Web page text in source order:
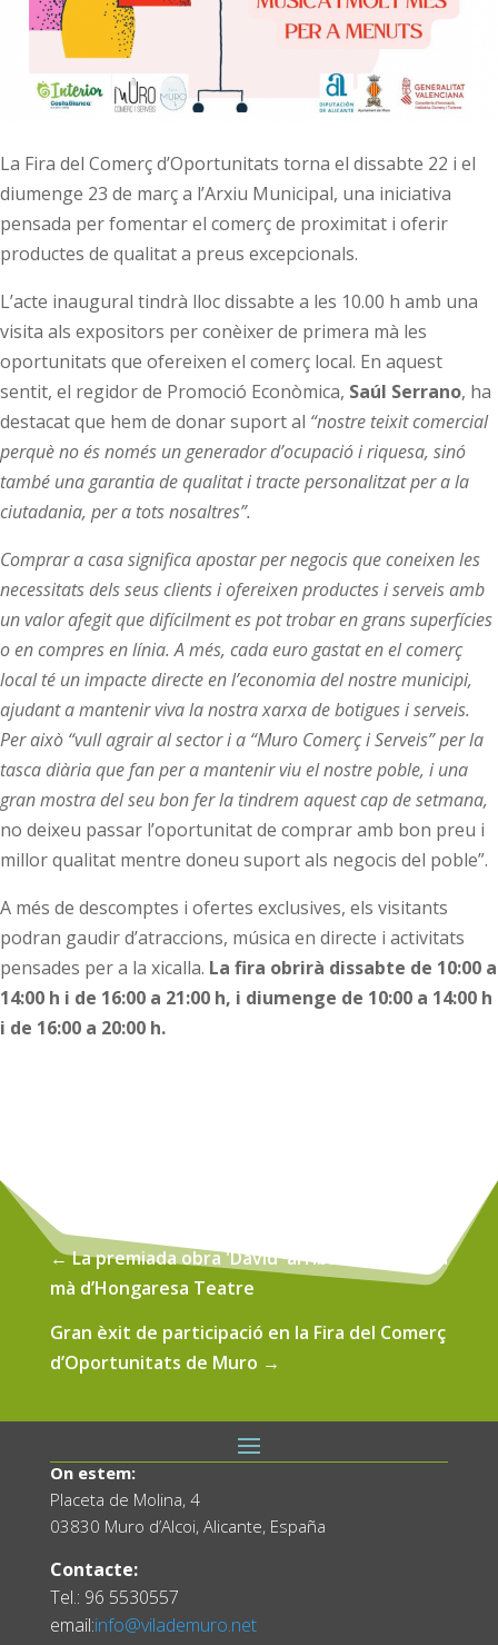
La Fira del Comerç d’Oportunitats torna el dissabte 22 i el
diumenge 23 de març a l’Arxiu Municipal, una iniciativa
pensada per fomentar el comerç de proximitat i oferir
productes de qualitat a preus excepcionals.
L’acte inaugural tindrà lloc dissabte a les 10.00 h amb una
visita als expositors per conèixer de primera mà les
oportunitats que ofereixen el comerç local. En aquest
sentit, el regidor de Promoció Econòmica, Saúl Serrano, ha
destacat que hem de donar suport al “nostre teixit comercial
perquè no és només un generador d’ocupació i riquesa, sinó
també una garantia de qualitat i tracte personalitzat per a la
ciutadania, per a tots nosaltres”.
Comprar a casa significa apostar per negocis que coneixen les
necessitats dels seus clients i ofereixen productes i serveis amb
un valor afegit que difícilment es pot trobar en grans superfícies
o en compres en línia. A més, cada euro gastat en el comerç
local té un impacte directe en l’economia del nostre municipi,
ajudant a mantenir viva la nostra xarxa de botigues i serveis.
Per això “vull agrair al sector i a “Muro Comerç i Serveis” per la
tasca diària que fan per a mantenir viu el nostre poble, i una
gran mostra del seu bon fer la tindrem aquest cap de setmana,
no deixeu passar l’oportunitat de comprar amb bon preu i
millor qualitat mentre doneu suport als negocis del poble”.
A més de descomptes i ofertes exclusives, els visitants
podran gaudir d’atraccions, música en directe i activitats
pensades per a la xicalla. La fira obrirà dissabte de 10:00 a
14:00 h i de 16:00 a 21:00 h, i diumenge de 10:00 a 14:00 h
i de 16:00 a 20:00 h.
←La premiada obra 'David' arriba a Muro de la
mà d’Hongaresa Teatre
Gran èxit de participació en la Fira del Comerç
d’Oportunitats de Muro →
On estem:
Placeta de Molina, 4
03830 Muro d’Alcoi, Alicante, España
Contacte:
Tel.: 96 5530557
email:info@vilademuro.net